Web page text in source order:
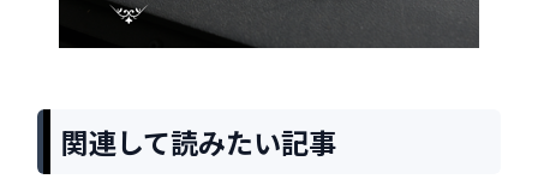
関連して読みたい記事